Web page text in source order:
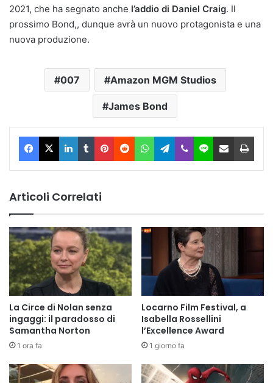
2021, che ha segnato anche l’addio di Daniel Craig. Il
prossimo Bond,, dunque avrà un nuovo protagonista e una
nuova produzione.
007 Amazon MGM Studios
James Bond
Facebook
X LinkedIn
TumblrPinterest
RedditWhatsAppTelegram
ViberLine Condividi via Email
Articoli Correlati
La Circe di Nolan senza
ingaggi: il paradosso di
Samantha Norton
1 ora fa
Locarno Film Festival, a
Isabella Rossellini
l’Excellence Award
1 giorno fa